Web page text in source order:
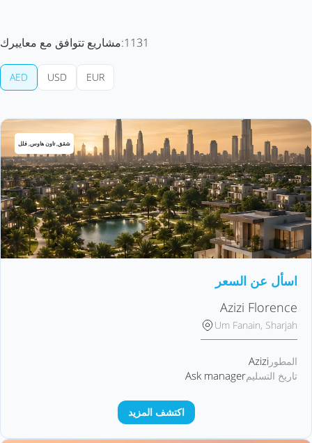
1131مشاريع تتوافق مع معاييرك:
AED USD EUR
شقق, تاون هاوس, فلل
اسأل عن السعر
Azizi Florence
Um Fanain, Sharjah
المطور Azizi
تاريخ التسليمAsk manager
اكتشف المزيد